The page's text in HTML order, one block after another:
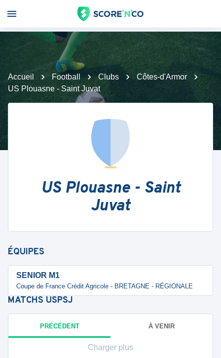
Accueil Football Clubs
Côtes-d'Armor
US Plouasne - Saint Juvat
US Plouasne - Saint
Juvat
ÉQUIPES
SENIOR M1
Coupe de France Crédit Agricole - BRETAGNE - RÉGIONALE
MATCHS USPSJ
PRÉCÉDENT À VENIR
Charger plus